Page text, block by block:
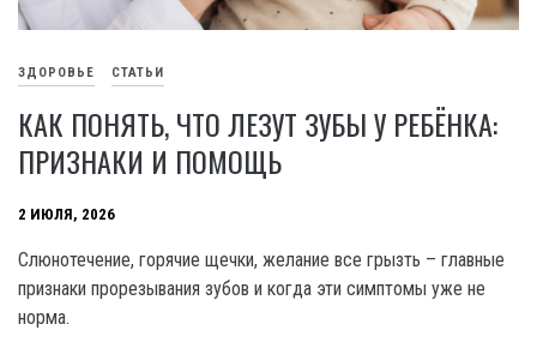
ЗДОРОВЬЕ СТАТЬИ
КАК ПОНЯТЬ, ЧТО ЛЕЗУТ ЗУБЫ У РЕБЁНКА:
ПРИЗНАКИ И ПОМОЩЬ
2 ИЮЛЯ, 2026
Слюнотечение, горячие щечки, желание все грызть – главные
признаки прорезывания зубов и когда эти симптомы уже не
норма.